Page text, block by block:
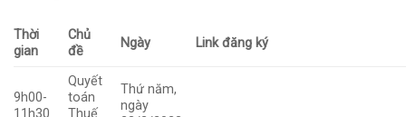
Thời
gian
Chủ
đề
Ngày Link đăng ký
9h00-
11h30
Quyết
toán
Thuế
Thứ năm,
ngày